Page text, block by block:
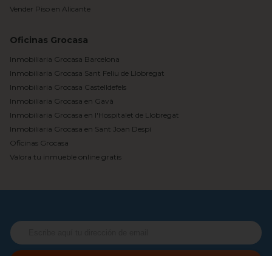
Vender Piso en Alicante
Oficinas Grocasa
Inmobiliaria Grocasa Barcelona
Inmobiliaria Grocasa Sant Feliu de Llobregat
Inmobiliaria Grocasa Castelldefels
Inmobiliaria Grocasa en Gavà
Inmobiliaria Grocasa en l'Hospitalet de Llobregat
Inmobiliaria Grocasa en Sant Joan Despí
Oficinas Grocasa
Valora tu inmueble online gratis